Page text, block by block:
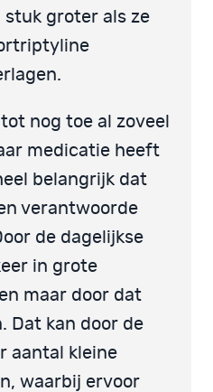
groter als ze
nog toe al zoveel
medicatie heeft
belangrijk dat
verantwoorde
de dagelijkse
in grote
maar door dat
Dat kan door de
aantal kleine
waarbij ervoor